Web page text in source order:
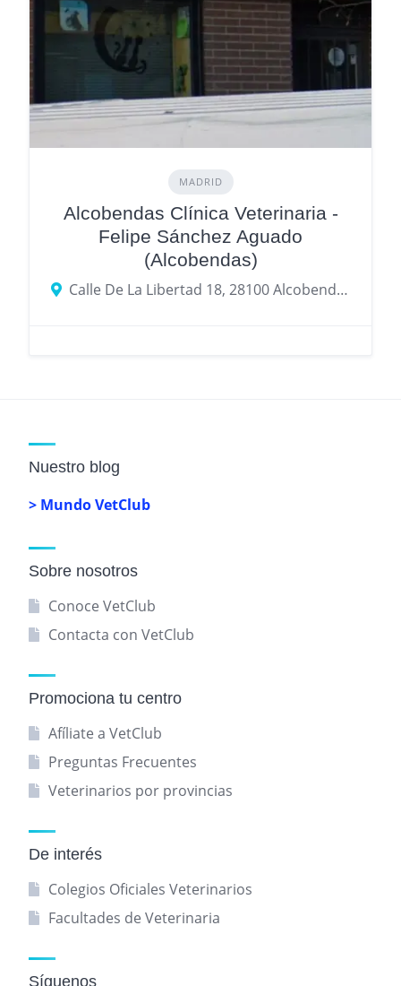
MADRID
Alcobendas Clínica Veterinaria -
Felipe Sánchez Aguado
(Alcobendas)
Calle De La Libertad 18, 28100 Alcobendas, provincia de Madrid, España
Nuestro blog
> Mundo VetClub
Sobre nosotros
Conoce VetClub
Contacta con VetClub
Promociona tu centro
Afíliate a VetClub
Preguntas Frecuentes
Veterinarios por provincias
De interés
Colegios Oficiales Veterinarios
Facultades de Veterinaria
Síguenos